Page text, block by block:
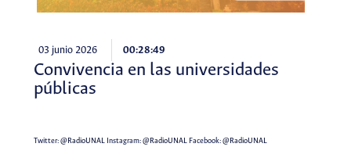
03 junio 2026 00:28:49
Convivencia en las universidades
públicas
Twitter:@RadioUNALInstagram:@RadioUNALFacebook:@RadioUNAL